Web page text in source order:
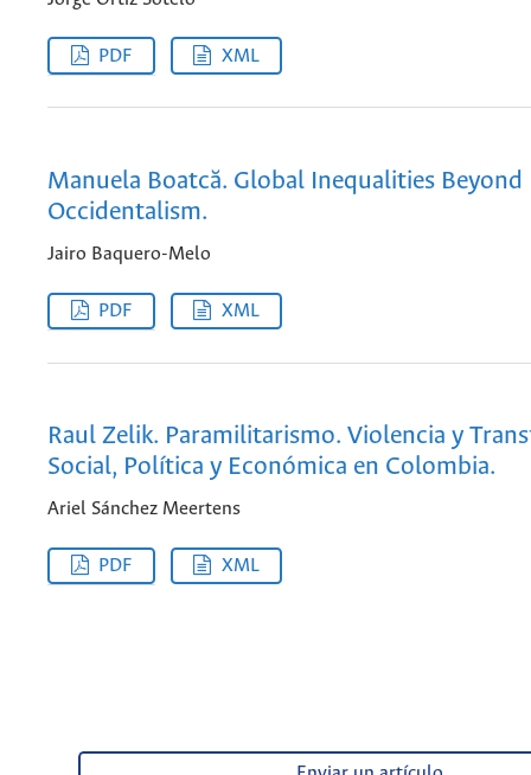
PDF XML
Manuela Boatcă. Global Inequalities Beyond
Occidentalism.
Jairo Baquero-Melo
PDF XML
Raul Zelik. Paramilitarismo. Violencia y
Social, Política y Económica en Colombia.
Ariel Sánchez Meertens
PDF XML